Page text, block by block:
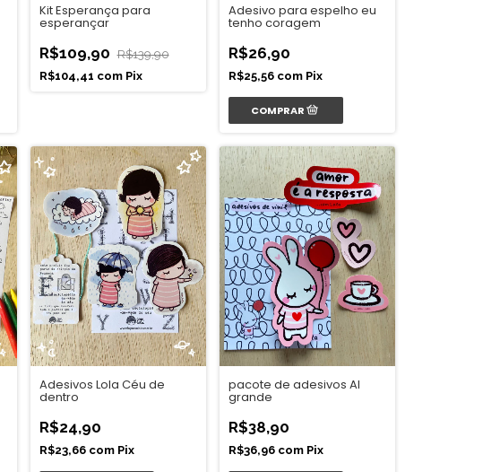
Kit Esperança para
esperançar
R$109,90 R$139,90
R$104,41 com Pix
Adesivo para espelho eu
tenho coragem
R$26,90
R$25,56 com Pix
Adesivos Lola Céu de
dentro
R$24,90
R$23,66 com Pix
pacote de adesivos Al
grande
R$38,90
R$36,96 com Pix